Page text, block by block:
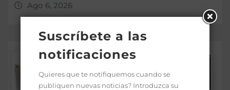
Ago 6, 2026
Suscríbete a las
notificaciones
Quieres que te notifiquemos cuando se
publiquen nuevas noticias? Introduzca su